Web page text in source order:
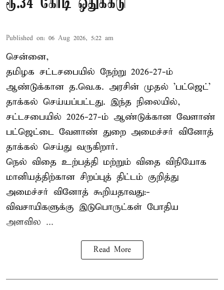
ரூ.34 கோடி ஒதுக்கீடு
Published on: 06 Aug 2026, 5:22 am
சென்னை,
தமிழக சட்டசபையில் நேற்று 2026-27-ம்
ஆண்டுக்கான த.வெ.க. அரசின் முதல் 'பட்ஜெட்'
தாக்கல் செய்யப்பட்டது. இந்த நிலையில்,
சட்டசபையில் 2026-27-ம் ஆண்டுக்கான வேளாண்
பட்ஜெட்டை வேளாண் துறை அமைச்சர் வினோத்
தாக்கல் செய்து வருகிறார்.
நெல் விதை உற்பத்தி மற்றும் விதை விநியோக
மானியத்திற்கான சிறப்புத் திட்டம் குறித்து
அமைச்சர் வினோத் கூறியதாவது:-
விவசாயிகளுக்கு இடுபொருட்கள் போதிய
அளவில ...
Read More